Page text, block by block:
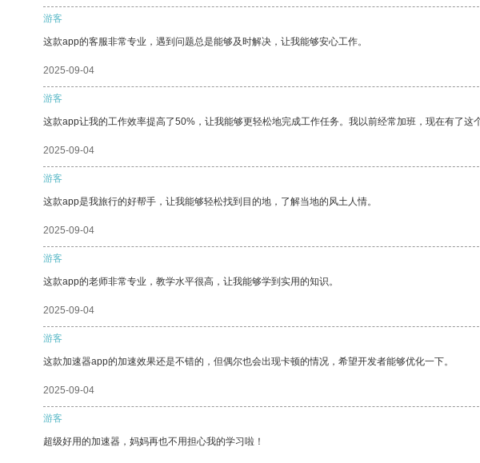
游客
这款app的客服非常专业，遇到问题总是能够及时解决，让我能够安心工作。
2025-09-04
游客
这款app让我的工作效率提高了50%，让我能够更轻松地完成工作任务。我以前经常加班，现在有了这
2025-09-04
游客
这款app是我旅行的好帮手，让我能够轻松找到目的地，了解当地的风土人情。
2025-09-04
游客
这款app的老师非常专业，教学水平很高，让我能够学到实用的知识。
2025-09-04
游客
这款加速器app的加速效果还是不错的，但偶尔也会出现卡顿的情况，希望开发者能够优化一下。
2025-09-04
游客
超级好用的加速器，妈妈再也不用担心我的学习啦！